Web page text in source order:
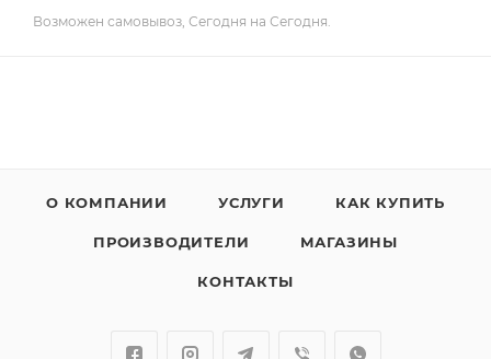
Возможен самовывоз, Сегодня на Сегодня.
О КОМПАНИИ УСЛУГИ КАК КУПИТЬ
ПРОИЗВОДИТЕЛИ МАГАЗИНЫ
КОНТАКТЫ